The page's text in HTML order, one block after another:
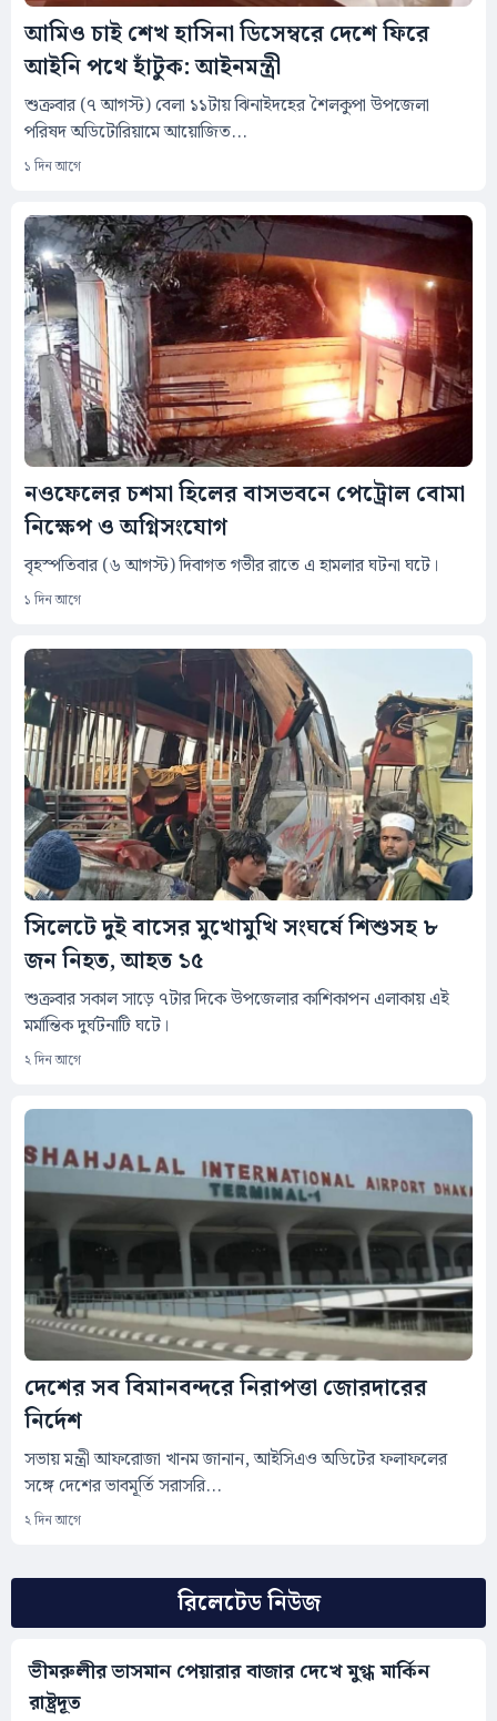
রিলেটেড নিউজ
ভীমরুলীর ভাসমান পেয়ারার বাজার দেখে মুগ্ধ মার্কিন
রাষ্ট্রদূত
আমিও চাই শেখ হাসিনা ডিসেম্বরে দেশে ফিরে
আইনি পথে হাঁটুক: আইনমন্ত্রী
শুক্রবার (৭ আগস্ট) বেলা ১১টায় ঝিনাইদহের শৈলকুপা উপজেলা
পরিষদ অডিটোরিয়ামে আয়োজিত...
১ দিন আগে
নওফেলের চশমা হিলের বাসভবনে পেট্রোল বোমা
নিক্ষেপ ও অগ্নিসংযোগ
বৃহস্পতিবার (৬ আগস্ট) দিবাগত গভীর রাতে এ হামলার ঘটনা ঘটে।
১ দিন আগে
সিলেটে দুই বাসের মুখোমুখি সংঘর্ষে শিশুসহ ৮
জন নিহত, আহত ১৫
শুক্রবার সকাল সাড়ে ৭টার দিকে উপজেলার কাশিকাপন এলাকায় এই
মর্মান্তিক দুর্ঘটনাটি ঘটে।
২ দিন আগে
দেশের সব বিমানবন্দরে নিরাপত্তা জোরদারের
নির্দেশ
সভায় মন্ত্রী আফরোজা খানম জানান, আইসিএও অডিটের ফলাফলের
সঙ্গে দেশের ভাবমূর্তি সরাসরি...
২ দিন আগে